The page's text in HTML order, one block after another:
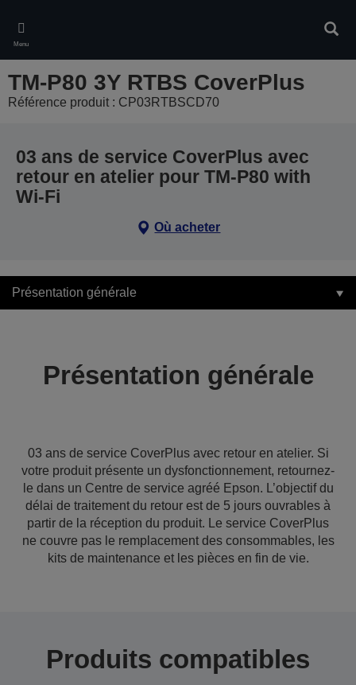
main
content
Menu
TM-P80 3Y RTBS CoverPlus
Référence produit : CP03RTBSCD70
03 ans de service CoverPlus avec
retour en atelier pour TM-P80 with
Wi-Fi
Où acheter
Présentation générale
Présentation générale
03 ans de service CoverPlus avec retour en atelier. Si
votre produit présente un dysfonctionnement, retournez-
le dans un Centre de service agréé Epson. L’objectif du
délai de traitement du retour est de 5 jours ouvrables à
partir de la réception du produit. Le service CoverPlus
ne couvre pas le remplacement des consommables, les
kits de maintenance et les pièces en fin de vie.
Produits compatibles